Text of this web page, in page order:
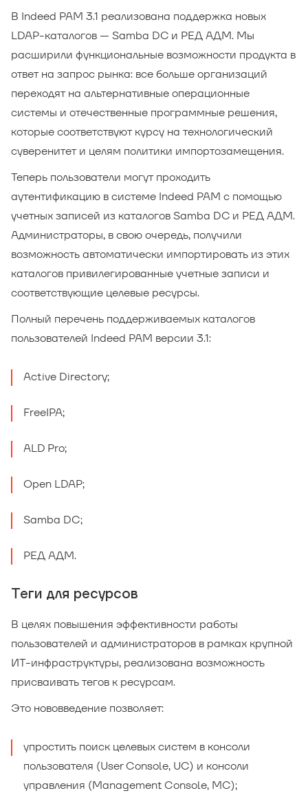
В Indeed PAM 3.1 реализована поддержка новых
LDAP-каталогов — Samba DC и РЕД АДМ. Мы
расширили функциональные возможности продукта в
ответ на запрос рынка: все больше организаций
переходят на альтернативные операционные
системы и отечественные программные решения,
которые соответствуют курсу на технологический
суверенитет и целям политики импортозамещения.
Теперь пользователи могут проходить
аутентификацию в системе Indeed PAM с помощью
учетных записей из каталогов Samba DC и РЕД АДМ.
Администраторы, в свою очередь, получили
возможность автоматически импортировать из этих
каталогов привилегированные учетные записи и
соответствующие целевые ресурсы.
Полный перечень поддерживаемых каталогов
пользователей Indeed PAM версии 3.1:
Active Directory;
FreeIPA;
ALD Pro;
Open LDAP;
Samba DC;
РЕД АДМ.
Теги для ресурсов
В целях повышения эффективности работы
пользователей и администраторов в рамках крупной
ИТ-инфраструктуры, реализована возможность
присваивать тегов к ресурсам.
Это нововведение позволяет:
упростить поиск целевых систем в консоли
пользователя (User Console, UC) и консоли
управления (Management Console, MC);